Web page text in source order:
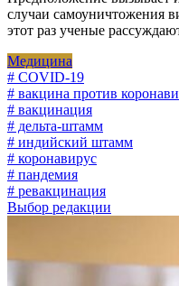
случаи самоуничтожения
этот раз ученые
Медицина
# COVID-19
# вакцина против
# вакцинация
# дельта-штамм
# индийский штамм
# коронавирус
# пандемия
# ревакцинация
Выбор редакции